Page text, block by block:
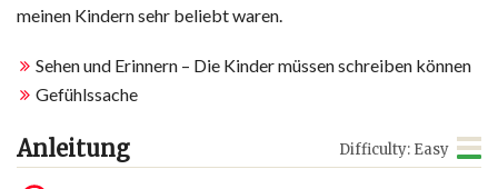
meinen Kindern sehr beliebt waren.
Sehen und Erinnern – Die Kinder müssen schreiben können
Gefühlssache
Anleitung Difficulty: Easy